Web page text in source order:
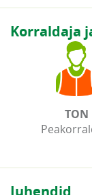
Korraldaja
TON
Juhendid